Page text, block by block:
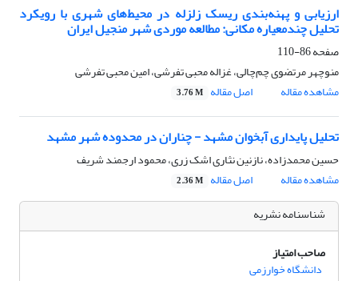
ارزیابی و پهنه‌بندی ریسک زلزله در محیط‌های شهری با رویکرد
تحلیل چندمعیاره مکانی: مطالعه موردی شهر منجیل ایران
صفحه86-110
منوچهر مرتضوی چم‌چالی، غزاله محبی تفرشی، امین محبی تفرشی
مشاهده مقاله
اصل مقاله 3.76 M
تحلیل پایداری آبخوان مشهد - چناران در محدوده شهر مشهد
حسین محمدزاده، نازنین نثاری اشک زری، محمود ارجمند شریف
مشاهده مقاله
اصل مقاله 2.36 M
شناسنامه نشریه
صاحب امتیاز
دانشگاه خوارزمی